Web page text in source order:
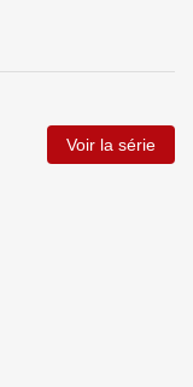
Voir la série